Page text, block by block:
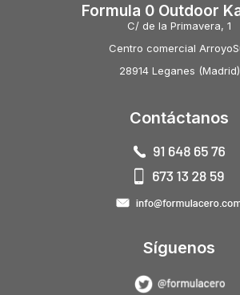
Formula 0 Outdoor
C/ de la Primavera, 1
Centro comercial
28914 Leganes (Madrid)
Contáctanos
Síguenos